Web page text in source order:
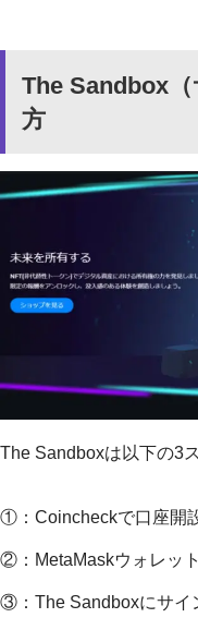
The Sandbox
方
The Sandboxは以下の3
①：Coincheckで口座開
②：MetaMaskウォレッ
③：The Sandboxにサイ